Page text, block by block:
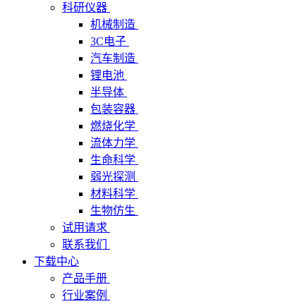
科研仪器
机械制造
3C电子
汽车制造
锂电池
半导体
包装容器
燃烧化学
流体力学
生命科学
弱光探测
材料科学
生物仿生
试用请求
联系我们
下载中心
产品手册
行业案例